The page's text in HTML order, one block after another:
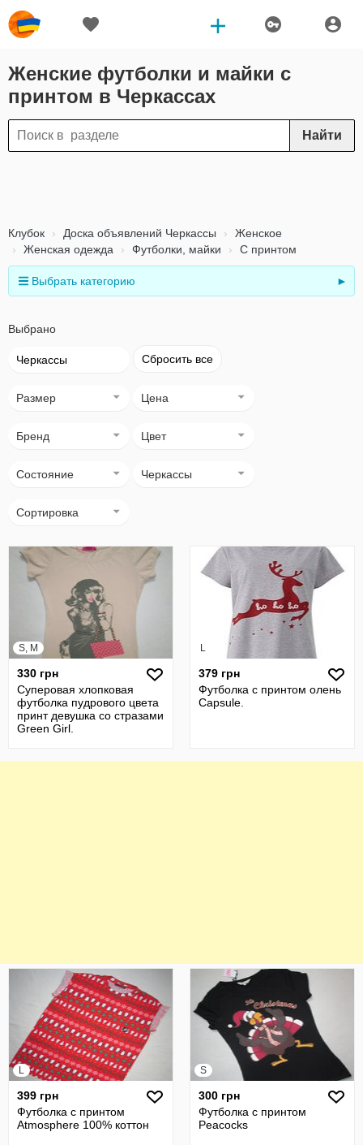
Женские футболки и майки с
принтом в Черкассах
Найти
Клубок Доска объявлений Черкассы
Женское
Женская одежда
Футболки, майки С принтом
Выбрать категорию ►
Выбрано
Черкассы Сбросить все
Размер Цена
Бренд Цвет
Состояние Черкассы
Сортировка
S, M
330 грн
Суперовая хлопковая
футболка пудрового цвета
принт девушка со стразами
Green Girl.
L
379 грн
Футболка с принтом олень
Capsule.
L
399 грн
Футболка с принтом
Atmosphere 100% коттон
S
300 грн
Футболка с принтом
Peacocks